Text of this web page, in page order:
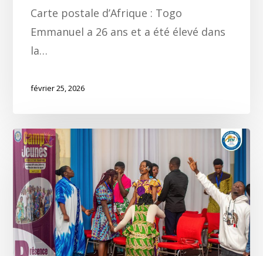
Carte postale d’Afrique : Togo
Emmanuel a 26 ans et a été élevé dans
la…
février 25, 2026